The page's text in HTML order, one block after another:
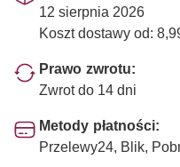
12 sierpnia 2026
Koszt dostawy od:
Prawo zwrotu:
Zwrot do 14 dni
Metody płatności:
Przelewy24, Blik,